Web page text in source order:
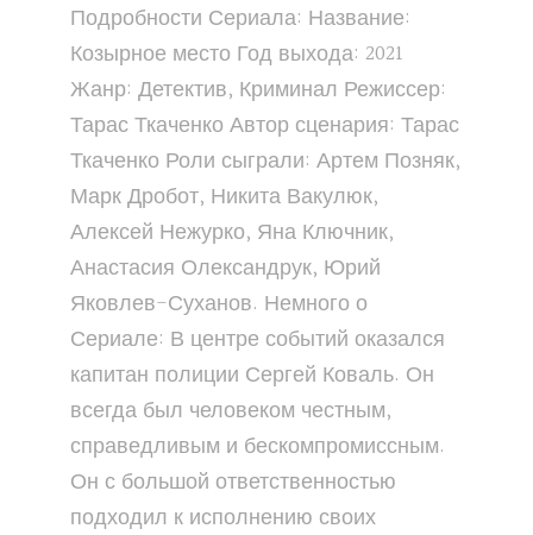
Подробности Сериала: Название:
Козырное место Год выхода: 2021
Жанр: Детектив, Криминал Режиссер:
Тарас Ткаченко Автор сценария: Тарас
Ткаченко Роли сыграли: Артем Позняк,
Марк Дробот, Никита Вакулюк,
Алексей Нежурко, Яна Ключник,
Анастасия Олександрук, Юрий
Яковлев-Суханов. Немного о
Сериале: В центре событий оказался
капитан полиции Сергей Коваль. Он
всегда был человеком честным,
справедливым и бескомпромиссным.
Он с большой ответственностью
подходил к исполнению своих